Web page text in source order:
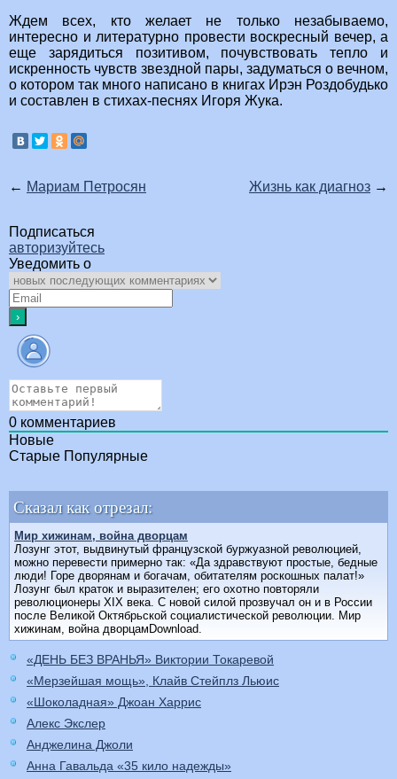
Ждем всех, кто желает не только незабываемо,
интересно и литературно провести воскресный вечер, а
еще зарядиться позитивом, почувствовать тепло и
искренность чувств звездной пары, задуматься о вечном,
о котором так много написано в книгах Ирэн Роздобудько
и составлен в стихах-песнях Игоря Жука.
← Мариам Петросян Жизнь как диагноз →
Подписаться
авторизуйтесь
Уведомить о
0 комментариев
Новые
Старые Популярные
Сказал как отрезал:
Мир хижинам, война дворцам
Лозунг этот, выдвинутый французской буржуазной революцией,
можно перевести примерно так: «Да здравствуют простые, бедные
люди! Горе дворянам и богачам, обитателям роскошных палат!»
Лозунг был краток и выразителен; его охотно повторяли
революционеры XIX века. С новой силой прозвучал он и в России
после Великой Октябрьской социалистической революции. Мир
хижинам, война дворцамDownload.
«ДЕНЬ БЕЗ ВРАНЬЯ» Виктории Токаревой
«Мерзейшая мощь», Клайв Стейплз Льюис
«Шоколадная» Джоан Харрис
Алекс Экслер
Анджелина Джоли
Анна Гавальда «35 кило надежды»